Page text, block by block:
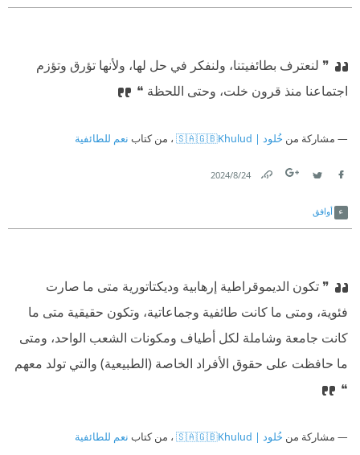
❞ لنعترف بطائفيتنا، ولنفكر في حل لها، ولأنها تؤرق وتؤزم
اجتماعنا منذ قرون خلت، وحتى اللحظة ❝
مشاركة من خُلود | 🇸🇦🇬🇧Khulud ، من كتاب نعم للطائفية
24‏/8‏/2024
أوافق
❞ تكون الديموقراطية إرهابية وديكتاتورية متى ما صارت
فئوية، ومتى ما كانت طائفية وجماعاتية، وتكون حقيقية متى ما
كانت جامعة وشاملة لكل أطياف ومكونات الشعب الواحد، ومتى
ما حافظت على حقوق الأفراد الخاصة (الطبيعية) والتي تولد معهم
❝
مشاركة من خُلود | 🇸🇦🇬🇧Khulud ، من كتاب نعم للطائفية